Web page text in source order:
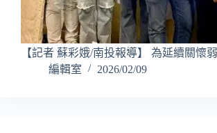
【記者 蘇彩娥/南投報導】 為延續關懷
編輯室
2026/02/09